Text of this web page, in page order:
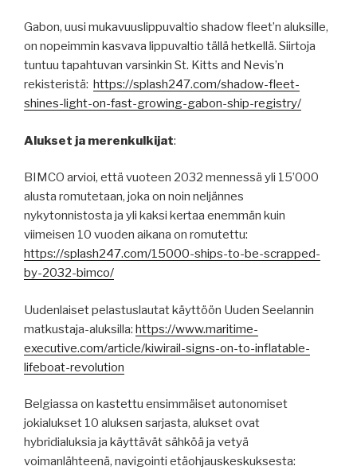
Gabon, uusi mukavuuslippuvaltio shadow fleet’n aluksille,
on nopeimmin kasvava lippuvaltio tällä hetkellä. Siirtoja
tuntuu tapahtuvan varsinkin St. Kitts and Nevis’n
rekisteristä: https://splash247.com/shadow-fleet-
shines-light-on-fast-growing-gabon-ship-registry/
Alukset ja merenkulkijat:
BIMCO arvioi, että vuoteen 2032 mennessä yli 15’000
alusta romutetaan, joka on noin neljännes
nykytonnistosta ja yli kaksi kertaa enemmän kuin
viimeisen 10 vuoden aikana on romutettu:
https://splash247.com/15000-ships-to-be-scrapped-
by-2032-bimco/
Uudenlaiset pelastuslautat käyttöön Uuden Seelannin
matkustaja-aluksilla: https://www.maritime-
executive.com/article/kiwirail-signs-on-to-inflatable-
lifeboat-revolution
Belgiassa on kastettu ensimmäiset autonomiset
jokialukset 10 aluksen sarjasta, alukset ovat
hybridialuksia ja käyttävät sähköä ja vetyä
voimanlähteenä, navigointi etäohjauskeskuksesta: